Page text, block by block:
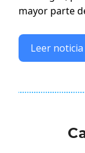
mayor parte
Leer